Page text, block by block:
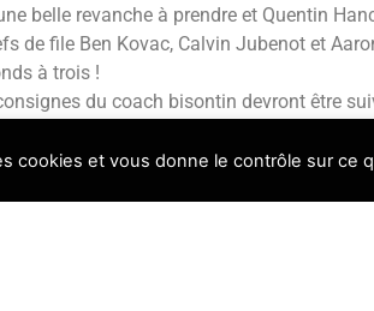
belle revanche à prendre et Quentin
de file Ben Kovac, Calvin Jubenot et
à trois !
du coach bisontin devront être
à Charleville, puisse être de la partie
cookies et vous donne le contrôle sur ce